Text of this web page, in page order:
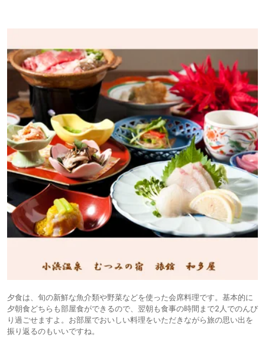
夕食は、旬の新鮮な魚介類や野菜などを使った会席料理です。基本的に
夕朝食どちらも部屋食ができるので、翌朝も食事の時間まで2人でのんび
り過ごせますよ。お部屋でおいしい料理をいただきながら旅の思い出を
振り返るのもいいですね。